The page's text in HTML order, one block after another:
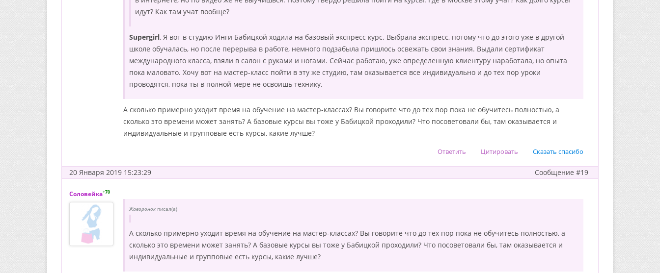
идут? Как там учат вообще?
Supergirl, Я вот в студию Инги Бабицкой ходила на базовый экспресс курс. Выбрала экспресс, потому что до этого уже в другой
школе обучалась, но после перерыва в работе, немного подзабыла пришлось освежать свои знания. Выдали сертификат
международного класса, взяли в салон с руками и ногами. Сейчас работаю, уже определенную клиентуру наработала, но опыта
пока маловато. Хочу вот на мастер-класс пойти в эту же студию, там оказывается все индивидуально и до тех пор уроки
проводятся, пока ты в полной мере не освоишь технику.
А сколько примерно уходит время на обучение на мастер-классах? Вы говорите что до тех пор пока не обучитесь полностью, а
сколько это времени может занять? А базовые курсы вы тоже у Бабицкой проходили? Что посоветовали бы, там оказывается и
индивидуальные и групповые есть курсы, какие лучше?
Сказать спасибо
Цитировать
Ответить
Сообщение #19
20 Января 2019 15:23:29
Соловейка+70
Жаворонок писал(а)
А сколько примерно уходит время на обучение на мастер-классах? Вы говорите что до тех пор пока не обучитесь полностью, а
сколько это времени может занять? А базовые курсы вы тоже у Бабицкой проходили? Что посоветовали бы, там оказывается и
индивидуальные и групповые есть курсы, какие лучше?